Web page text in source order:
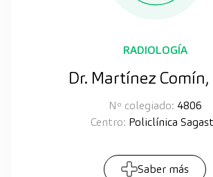
RADIOLOGÍA
Dr. Martínez Comín,
Nº colegiado: 4806
Centro: Policlínica
Saber más